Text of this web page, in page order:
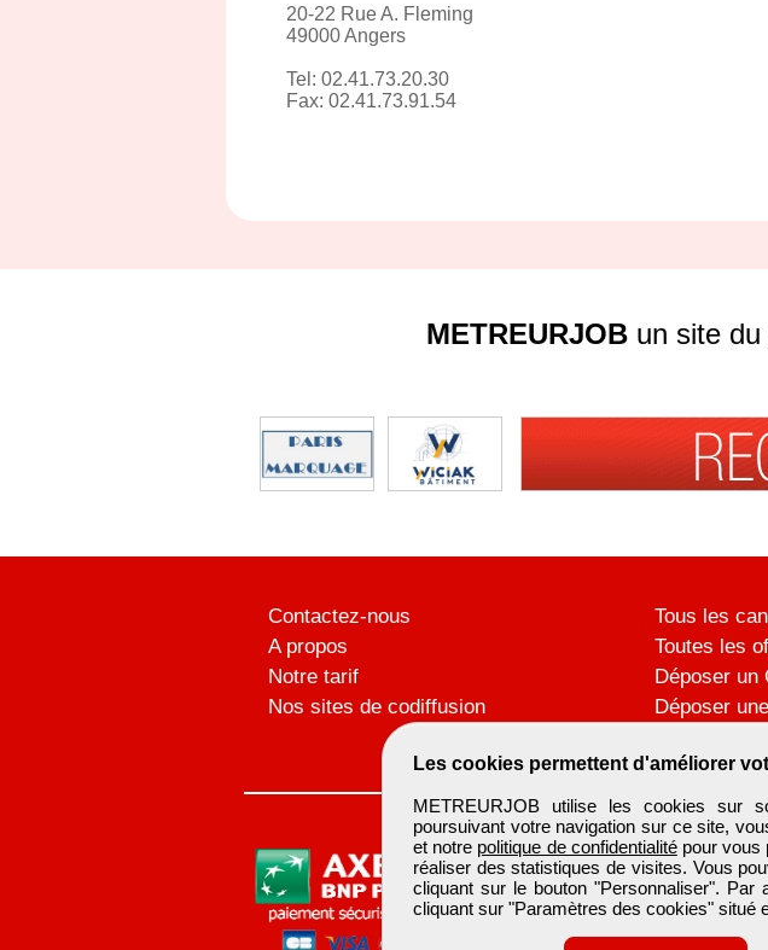
20-22 Rue A. Fleming
49000 Angers
Tel: 02.41.73.20.30
Fax: 02.41.73.91.54
Les cookies permettent d'améliorer
METREURJOB utilise les cookies sur
poursuivant votre navigation sur ce site,
et notre politique de confidentialitépour vous
réaliser des statistiques de visites. Vous
cliquant sur le bouton "Personnaliser".
cliquant sur "Paramètres des cookies" situé
METREURJOB un site
Contactez-nous
A propos
Notre tarif
Nos sites de codiffusion
Tous les
Toutes les
Déposer un
Déposer